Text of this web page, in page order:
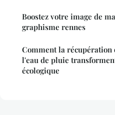
Boostez votre image de
graphisme rennes
Comment la
l'eau de pluie
écologique